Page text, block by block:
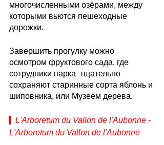
многочисленными озёрами, между
которыми вьются пешеходные
дорожки.
Завершить прогулку можно
осмотром фруктового сада, где
сотрудники парка  тщательно
сохраняют старинные сорта яблонь и
шиповника, или Музеем дерева.
L'Arboretum du Vallon de l'Aubonne -
L'Arboretum du Vallon de l'Aubonne